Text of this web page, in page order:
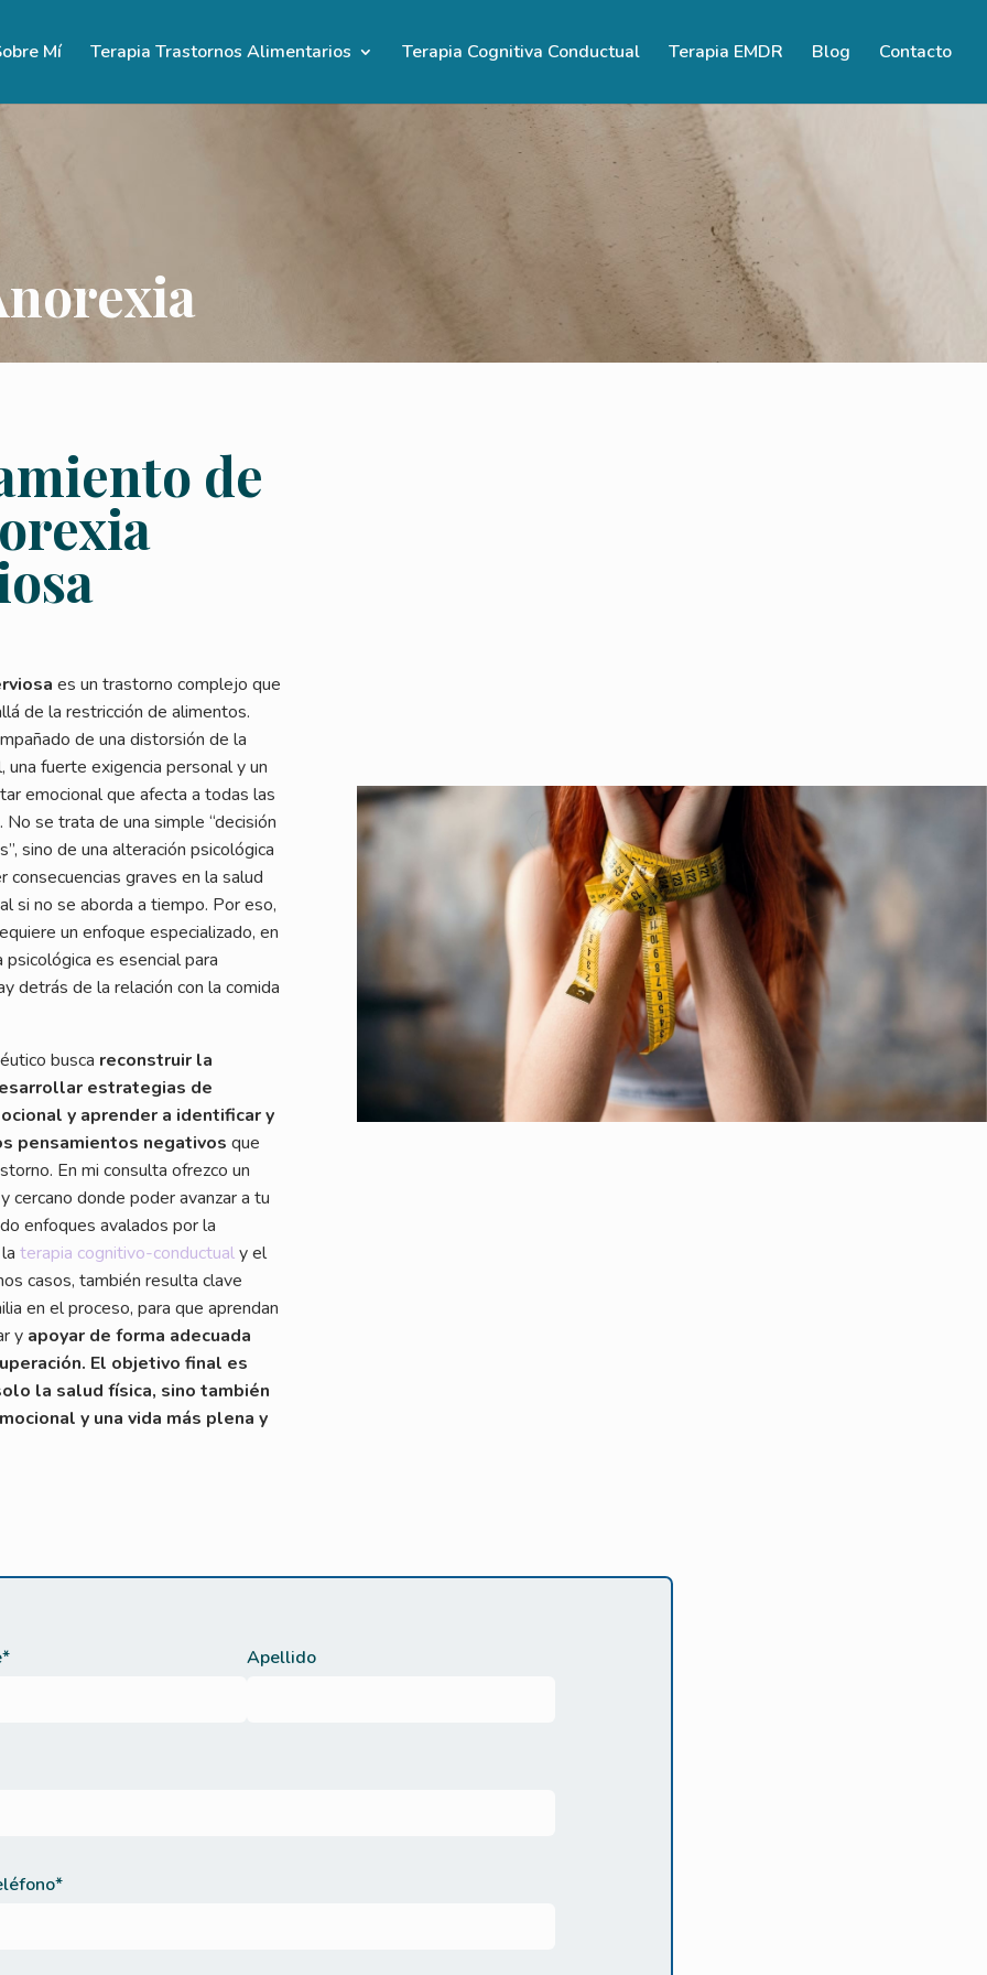
Mí Terapia Trastornos Alimentarios Terapia Cognitiva Conductual Terapia EMDR Blog Contacto
de
es un trastorno complejo que
de la restricción de alimentos.
de una distorsión de la
una fuerte exigencia personal y un
emocional que afecta a todas las
No se trata de una simple “decisión
sino de una alteración psicológica
consecuencias graves en la salud
si no se aborda a tiempo. Por eso,
un enfoque especializado, en
es esencial para
detrás de la relación con la comida
busca reconstruir la
estrategias de
y aprender a identificar y
pensamientos negativos que
En mi consulta ofrezco un
cercano donde poder avanzar a tu
enfoques avalados por la
laterapia cognitivo-conductualy el
casos, también resulta clave
en el proceso, para que aprendan
y apoyar de forma adecuada
El objetivo final es
la salud física, sino también
y una vida más plena y
Apellido